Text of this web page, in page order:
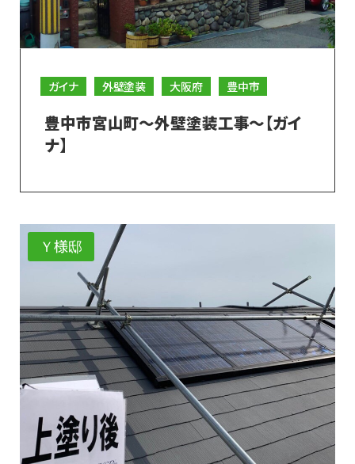
ガイナ 外壁塗装 大阪府 豊中市
豊中市宮山町～外壁塗装工事～【ガイ
ナ】
Ｙ様邸